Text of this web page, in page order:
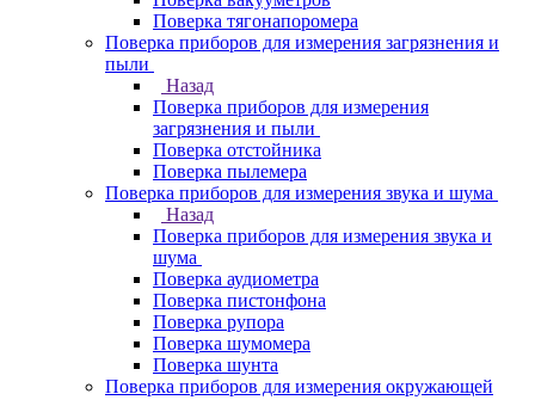
Поверка тягонапоромера
Поверка приборов для измерения загрязнения и
пыли
Назад
Поверка приборов для измерения
загрязнения и пыли
Поверка отстойника
Поверка пылемера
Поверка приборов для измерения звука и шума
Назад
Поверка приборов для измерения звука и
шума
Поверка аудиометра
Поверка пистонфона
Поверка рупора
Поверка шумомера
Поверка шунта
Поверка приборов для измерения окружающей